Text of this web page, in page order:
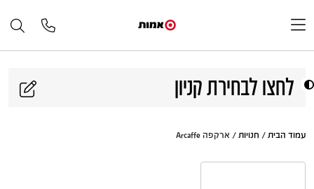
לחצו לבחירת קניון
עמוד הבית / חנויות / ארקפה Arcaffe